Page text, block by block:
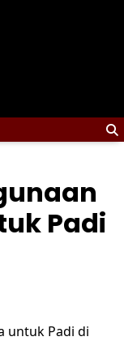
Padi
untuk Padi di